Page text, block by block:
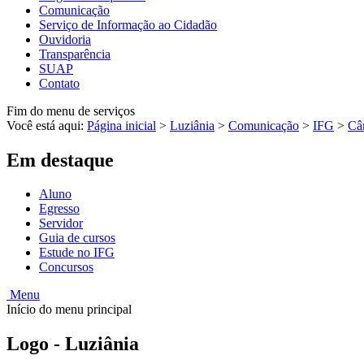
Comunicação
Serviço de Informação ao Cidadão
Ouvidoria
Transparência
SUAP
Contato
Fim do menu de serviços
Você está aqui: Página inicial > Luziânia > Comunicação > IFG >
Em destaque
Aluno
Egresso
Servidor
Guia de cursos
Estude no IFG
Concursos
Menu
Início do menu principal
Logo - Luziânia